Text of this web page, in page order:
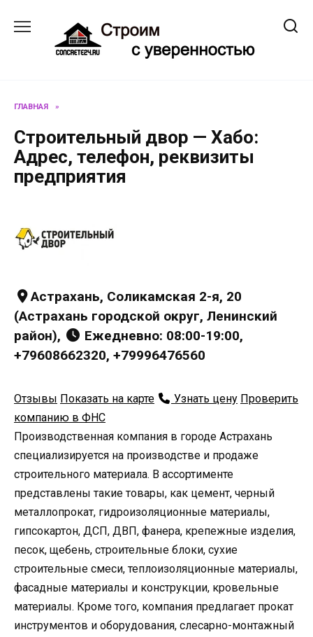
содержанию
ГЛАВНАЯ »
Строительный двор — Хабо:
Адрес, телефон, реквизиты
предприятия
Астрахань, Соликамская 2-я, 20
(Астрахань городской округ, Ленинский
район),
Ежедневно: 08:00-19:00,
+79608662320, +79996476560
Отзывы Показать на карте Узнать цену Проверить
компанию в ФНС
Производственная компания в городе Астрахань
специализируется на производстве и продаже
строительного материала. В ассортименте
представлены такие товары, как цемент, черный
металлопрокат, гидроизоляционные материалы,
гипсокартон, ДСП, ДВП, фанера, крепежные изделия,
песок, щебень, строительные блоки, сухие
строительные смеси, теплоизоляционные материалы,
фасадные материалы и конструкции, кровельные
материалы. Кроме того, компания предлагает прокат
инструментов и оборудования, слесарно-монтажный